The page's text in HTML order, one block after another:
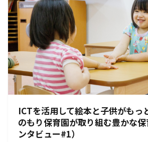
ICTを活用して絵本と子供がもっ
のもり保育園が取り組む豊かな
ンタビュー#1）